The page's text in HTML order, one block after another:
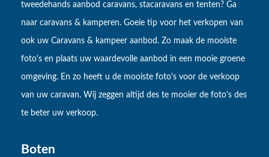
tweedehands aanbod caravans, stacaravans en tenten? Ga
naar caravans & kamperen. Goeie tip voor het verkopen van
ook uw Caravans & kampeer aanbod. Zo maak de mooiste
foto's en plaats uw waardevolle aanbod in een mooie groene
omgeving. En zo heeft u de mooiste foto's voor de verkoop
van uw caravan. Wij zeggen altijd des te mooier de foto's des
te beter uw verkoop.
Boten